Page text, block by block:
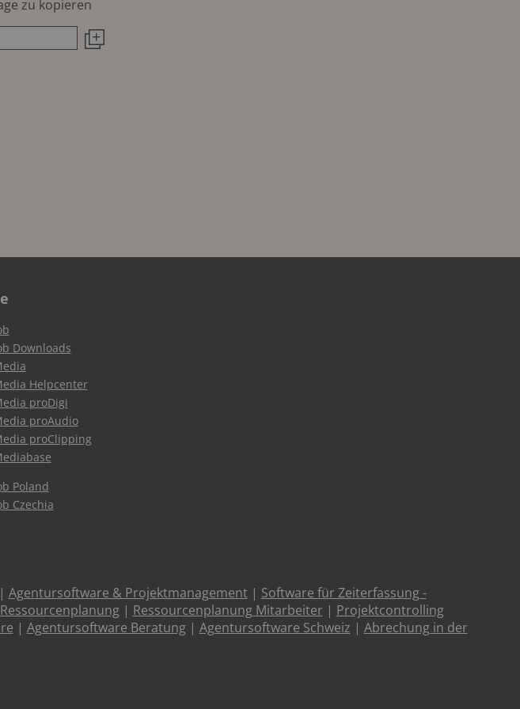
zu kopieren
Downloads
Helpcenter
proDigi
proAudio
proClipping
Poland
Czechia
| Agentursoftware & Projektmanagement| Software für Zeiterfassung -
Ressourcenplanung| Ressourcenplanung Mitarbeiter | Projektcontrolling
| Agentursoftware Beratung| Agentursoftware Schweiz | Abrechung in der